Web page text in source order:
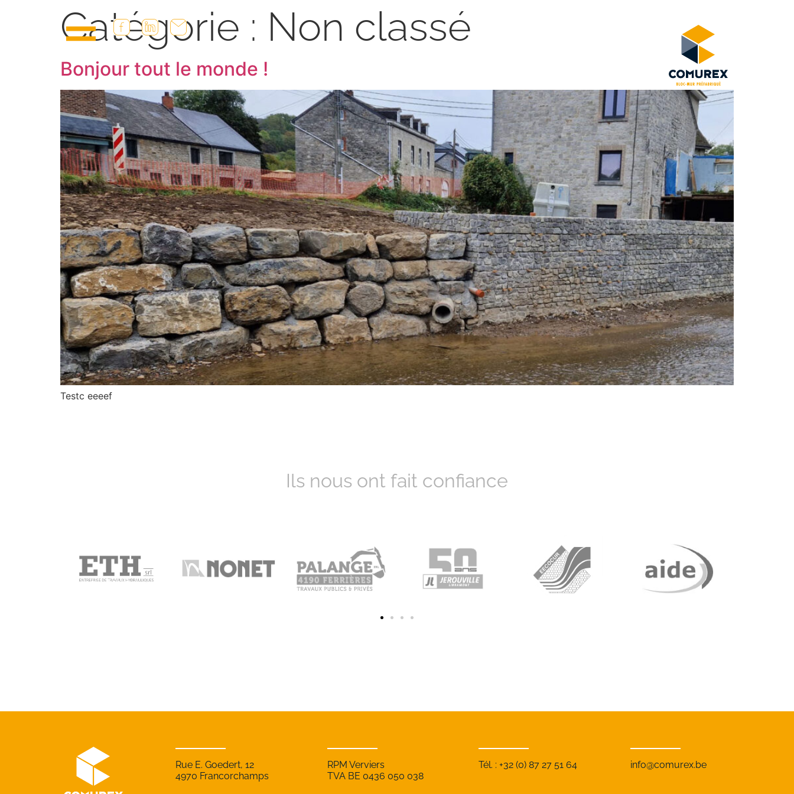
Catégorie : Non classé
Bonjour tout le monde !
Testc eeeef
Ils nous ont fait confiance
Rue E. Goedert, 12
4970 Francorchamps
RPM Verviers
TVA BE 0436 050 038
Tél. : +32 (0) 87 27 51 64 info@comurex.be